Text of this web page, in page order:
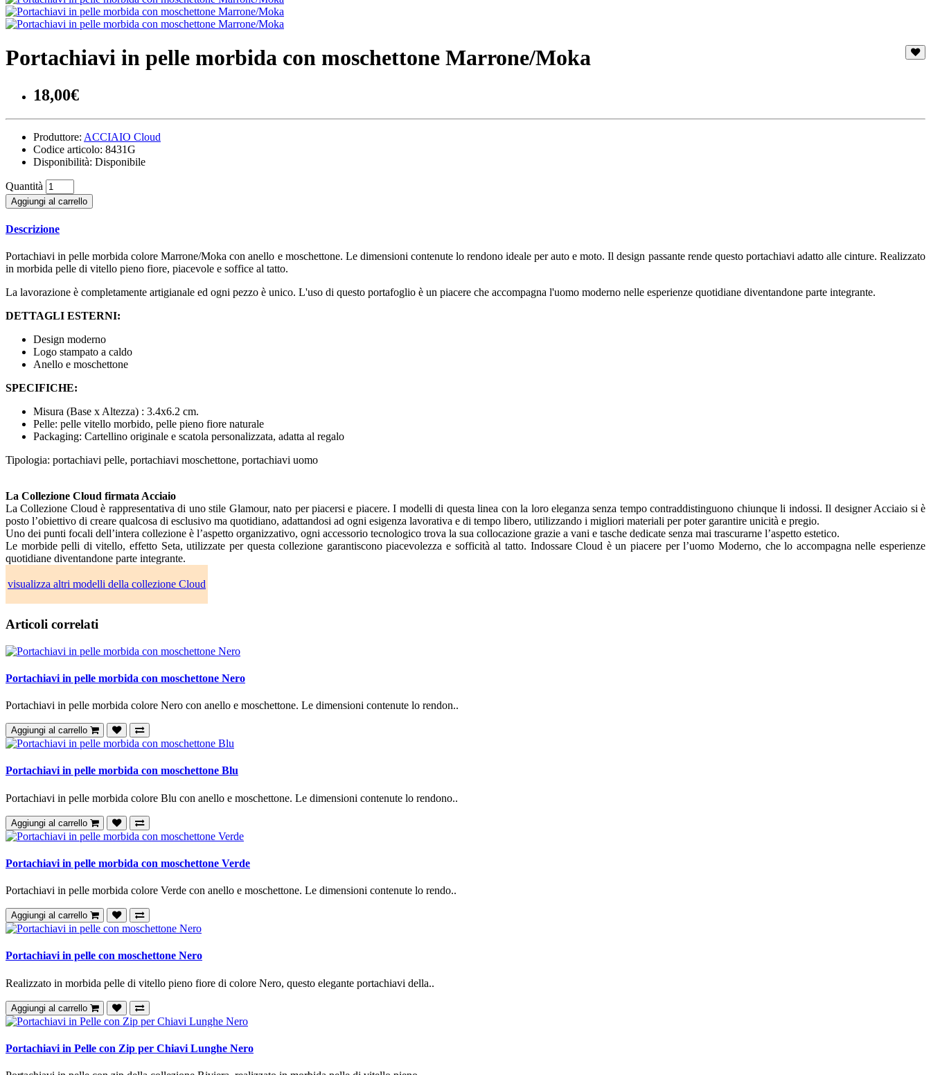
Portachiavi in pelle morbida con moschettone Marrone/Moka
18,00€
Produttore: ACCIAIO Cloud
Codice articolo: 8431G
Disponibilità: Disponibile
Quantità
Aggiungi al carrello
Descrizione
Portachiavi in pelle morbida colore Marrone/Moka con anello e moschettone. Le dimensioni contenute lo rendono ideale per auto e moto. Il design passante rende questo portachiavi adatto alle cinture. Realizzato
in morbida pelle di vitello pieno fiore, piacevole e soffice al tatto.
La lavorazione è completamente artigianale ed ogni pezzo è unico. L'uso di questo portafoglio è un piacere che accompagna l'uomo moderno nelle esperienze quotidiane diventandone parte integrante.
DETTAGLI ESTERNI:
Design moderno
Logo stampato a caldo
Anello e moschettone
SPECIFICHE:
Misura (Base x Altezza) : 3.4x6.2 cm.
Pelle: pelle vitello morbido, pelle pieno fiore naturale
Packaging: Cartellino originale e scatola personalizzata, adatta al regalo
Tipologia: portachiavi pelle, portachiavi moschettone, portachiavi uomo
La Collezione Cloud firmata Acciaio
La Collezione Cloud è rappresentativa di uno stile Glamour, nato per piacersi e piacere. I modelli di questa linea con la loro eleganza senza tempo contraddistinguono chiunque li indossi. Il designer Acciaio si è
posto l’obiettivo di creare qualcosa di esclusivo ma quotidiano, adattandosi ad ogni esigenza lavorativa e di tempo libero, utilizzando i migliori materiali per poter garantire unicità e pregio.
Uno dei punti focali dell’intera collezione è l’aspetto organizzativo, ogni accessorio tecnologico trova la sua collocazione grazie a vani e tasche dedicate senza mai trascurarne l’aspetto estetico.
Le morbide pelli di vitello, effetto Seta, utilizzate per questa collezione garantiscono piacevolezza e sofficità al tatto. Indossare Cloud è un piacere per l’uomo Moderno, che lo accompagna nelle esperienze
quotidiane diventandone parte integrante.
visualizza altri modelli della collezione Cloud
Articoli correlati
Portachiavi in pelle morbida con moschettone Nero
Portachiavi in pelle morbida colore Nero con anello e moschettone. Le dimensioni contenute lo rendon..
Aggiungi al carrello
Portachiavi in pelle morbida con moschettone Blu
Portachiavi in pelle morbida colore Blu con anello e moschettone. Le dimensioni contenute lo rendono..
Aggiungi al carrello
Portachiavi in pelle morbida con moschettone Verde
Portachiavi in pelle morbida colore Verde con anello e moschettone. Le dimensioni contenute lo rendo..
Aggiungi al carrello
Portachiavi in pelle con moschettone Nero
Realizzato in morbida pelle di vitello pieno fiore di colore Nero, questo elegante portachiavi della..
Aggiungi al carrello
Portachiavi in Pelle con Zip per Chiavi Lunghe Nero